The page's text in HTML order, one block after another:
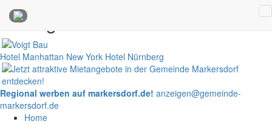
Anzeigen
Hotel Manhattan New York Hotel Nürnberg
Regional werben auf markersdorf.de! anzeigen@gemeinde-
markersdorf.de
Home